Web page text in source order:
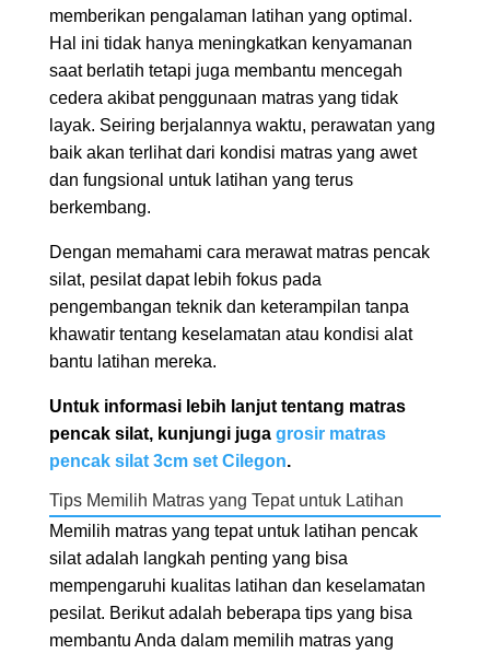
memberikan pengalaman latihan yang optimal.
Hal ini tidak hanya meningkatkan kenyamanan
saat berlatih tetapi juga membantu mencegah
cedera akibat penggunaan matras yang tidak
layak. Seiring berjalannya waktu, perawatan yang
baik akan terlihat dari kondisi matras yang awet
dan fungsional untuk latihan yang terus
berkembang.
Dengan memahami cara merawat matras pencak
silat, pesilat dapat lebih fokus pada
pengembangan teknik dan keterampilan tanpa
khawatir tentang keselamatan atau kondisi alat
bantu latihan mereka.
Untuk informasi lebih lanjut tentang matras
pencak silat, kunjungi juga grosir matras
pencak silat 3cm set Cilegon.
Tips Memilih Matras yang Tepat untuk Latihan
Memilih matras yang tepat untuk latihan pencak
silat adalah langkah penting yang bisa
mempengaruhi kualitas latihan dan keselamatan
pesilat. Berikut adalah beberapa tips yang bisa
membantu Anda dalam memilih matras yang